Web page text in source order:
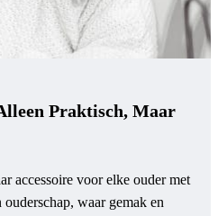
Praktisch, Maar
accessoire voor elke ouder met
waar gemak en